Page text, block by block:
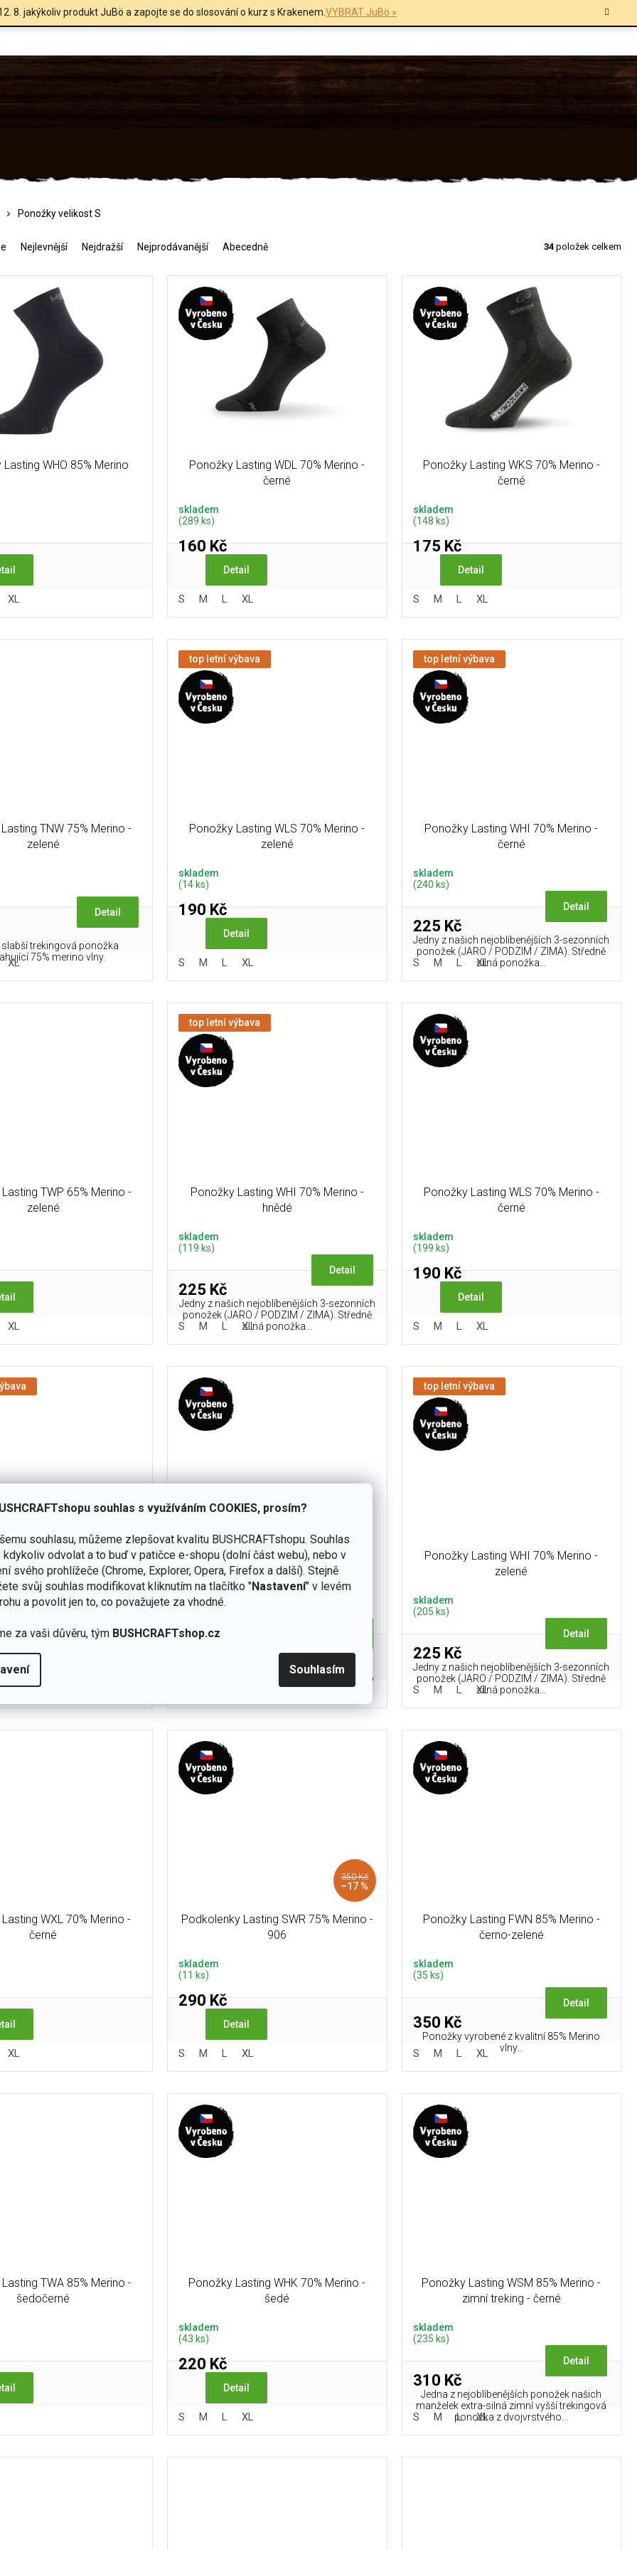
souhlas s využíváním COOKIES, prosím?
souhlasu, můžeme zlepšovat kvalitu BUSHCRAFTshopu. Souhlas
kdykoliv odvolat a to buď v patičce e-shopu (dolní část webu), nebo v
svého prohlížeče (Chrome, Explorer, Opera, Firefox a další). Stejně
svůj souhlas modifikovat kliknutím na tlačítko "Nastavení" v levém
a povolit jen to, co považujete za vhodné.
za vaši důvěru, tým BUSHCRAFTshop.cz
Souhlasím
8. jakýkoliv produkt JuBö a zapojte se do slosování o kurz s Krakenem.VYBRAT JuBö »
Ponožky velikost S
Nejlevnější Nejdražší Nejprodávanější Abecedně 34 položek celkem
WHO 85% Merino
XL
Ponožky Lasting WDL 70% Merino -
černé
skladem
(289 ks)
160 Kč
Detail
S M L XL
Ponožky Lasting WKS 70% Merino -
černé
skladem
(148 ks)
175 Kč
Detail
S M L XL
TNW 75% Merino -
zelené
Detail
slabší trekingová ponožka
75% merino vlny.
XL
top letní výbava
Ponožky Lasting WLS 70% Merino -
zelené
skladem
(14 ks)
190 Kč
Detail
S M L XL
top letní výbava
Ponožky Lasting WHI 70% Merino -
černé
skladem
(240 ks)
225 Kč
Detail
Jedny z našich nejoblíbenějších 3-sezonních
ponožek (JARO / PODZIM / ZIMA). Středně
silná ponožka...
S M L XL
TWP 65% Merino -
zelené
XL
top letní výbava
Ponožky Lasting WHI 70% Merino -
hnědé
skladem
(119 ks)
225 Kč
Detail
Jedny z našich nejoblíbenějších 3-sezonních
ponožek (JARO / PODZIM / ZIMA). Středně
silná ponožka...
S M L XL
Ponožky Lasting WLS 70% Merino -
černé
skladem
(199 ks)
190 Kč
Detail
S M L XL
Lasting WHK 70% Merino -
černé
Detail
je středně silná trekingová
MERINO VLNA, 15%...
Ponožky Lasting TNW 75% Merino -
černé
skladem
TNW je slabší
trekingová ponožka obsahující 75% merino
vlny.
top letní výbava
Ponožky Lasting WHI 70% Merino -
zelené
skladem
(205 ks)
225 Kč
Detail
Jedny z našich nejoblíbenějších 3-sezonních
ponožek (JARO / PODZIM / ZIMA). Středně
silná ponožka...
S M L XL
WXL 70% Merino -
černé
XL
350 Kč
–17 %
Podkolenky Lasting SWR 75% Merino -
906
skladem
(11 ks)
290 Kč
Detail
S M L XL
Ponožky Lasting FWN 85% Merino -
černo-zelené
skladem
(35 ks)
350 Kč
Detail
Ponožky vyrobené z kvalitní 85% Merino
vlny...
S M L XL
TWA 85% Merino -
šedočerné
Ponožky Lasting WHK 70% Merino -
šedé
skladem
(43 ks)
220 Kč
Detail
S M L XL
Ponožky Lasting WSM 85% Merino -
zimní treking - černé
skladem
(235 ks)
310 Kč
Detail
Jedna z nejoblíbenějších ponožek našich
manželek extra-silná zimní vyšší trekingová
ponožka z dvojvrstvého...
S M L XL